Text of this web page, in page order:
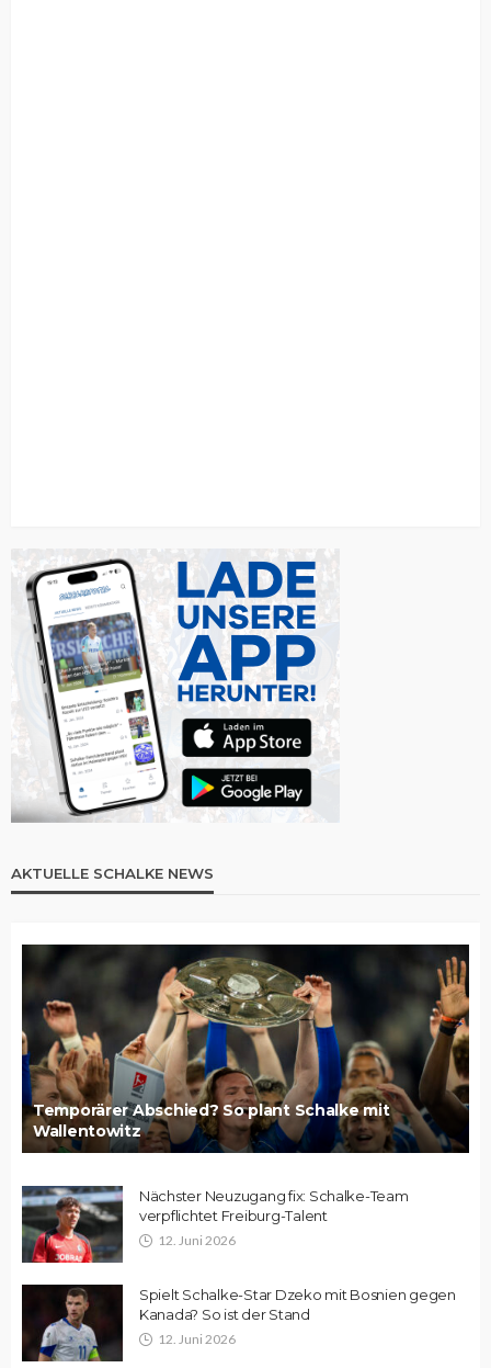
AKTUELLE SCHALKE NEWS
Temporärer Abschied? So plant Schalke mit
Wallentowitz
Nächster Neuzugang fix: Schalke-Team
verpflichtet Freiburg-Talent
12. Juni 2026
Spielt Schalke-Star Dzeko mit Bosnien gegen
Kanada? So ist der Stand
12. Juni 2026